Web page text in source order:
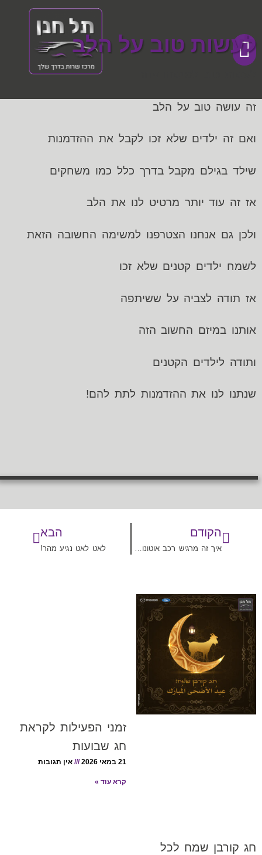
לעשות טוב על הלב
זה עושה טוב על הלב
ואם זה ילדים שלא זכו לקבל את ההזדמנות
שילד בגילם מקבל בדרך כלל כמו משחקים
אז זה עוד יותר מרטיט לנו את הלב
ולכן גם אנחנו הצטרפנו למשימה החשובה הזאת
לשמח ילדים קטנים שלא זכו
אז תודה לצביה על ששיתפה
אותנו במיזם החשוב הזה
ותודה לילדים הקטנים
שנתנו לנו את ההזדמנות לתת להם!
הקודם
איך זה מרגיש רכב אוטונומי?
הבא
לאט לאט נגיע מהר!
חג קורבן שמח לכל
זמני הפעילות לקראת
חג שבועות
21 במאי 2026 אין תגובות
קרא עוד »